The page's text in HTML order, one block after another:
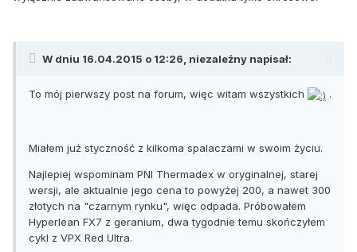
W dniu 16.04.2015 o 12:26, niezależny napisał:
To mój pierwszy post na forum, więc witam wszystkich .
Miałem już styczność z kilkoma spalaczami w swoim życiu.
Najlepiej wspominam PNI Thermadex w oryginalnej, starej
wersji, ale aktualnie jego cena to powyżej 200, a nawet 300
złotych na "czarnym rynku", więc odpada. Próbowałem
Hyperlean FX7 z geranium, dwa tygodnie temu skończyłem
cykl z VPX Red Ultra.